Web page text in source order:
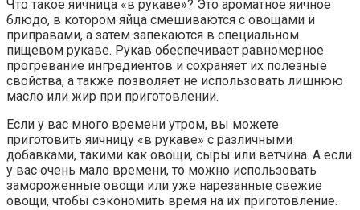
Что такое яичница «в рукаве»? Это ароматное яичное
блюдо, в котором яйца смешиваются с овощами и
приправами, а затем запекаются в специальном
пищевом рукаве. Рукав обеспечивает равномерное
прогревание ингредиентов и сохраняет их полезные
свойства, а также позволяет не использовать лишнюю
масло или жир при приготовлении.
Если у вас много времени утром, вы можете
приготовить яичницу «в рукаве» с различными
добавками, такими как овощи, сыры или ветчина. А если
у вас очень мало времени, то можно использовать
замороженные овощи или уже нарезанные свежие
овощи, чтобы сэкономить время на их приготовление.